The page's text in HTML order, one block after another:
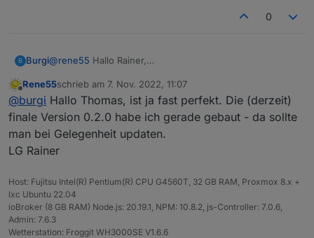
0
B Burgi@rene55 Hallo Rainer,
Hat auch super funktioniert.
Er hat 2 Wechselrichter â 300W. Beide werden sauber
angezeigt und die Daten stimmen auch.
Die Zugangsdaten kannst du gerne noch behalten, sag
einfach Bescheid wenn alle Tests abgeschlossen sind.
Wenn du den Zugang für die Zukunft als Referenz
behalten möchtest, wäre das für mich auch OK.
Viele Grüße
Thomas
Offline
Rene55schrieb am 7. Nov. 2022, 11:07
zuletzt editiert von
@burgi Hallo Thomas, ist ja fast perfekt. Die (derzeit)
finale Version 0.2.0 habe ich gerade gebaut - da sollte
man bei Gelegenheit updaten.
LG Rainer
Host: Fujitsu Intel(R) Pentium(R) CPU G4560T, 32 GB RAM, Proxmox 8.x +
lxc Ubuntu 22.04
ioBroker (8 GB RAM) Node.js: 20.19.1, NPM: 10.8.2, js-Controller: 7.0.6,
Admin: 7.6.3
Wetterstation: Froggit WH3000SE V1.6.6